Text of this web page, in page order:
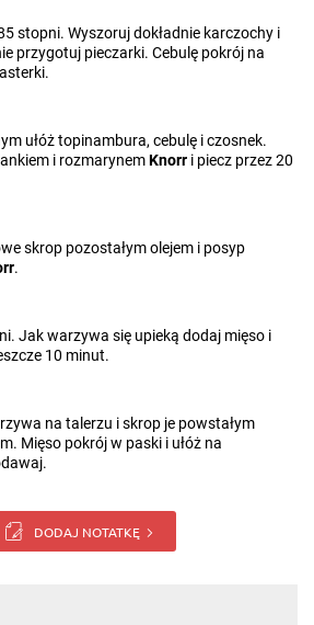
stopni. Wyszoruj dokładnie karczochy i
przygotuj pieczarki. Cebulę pokrój na
ułóż topinambura, cebulę i czosnek.
i rozmarynemKnorr i piecz przez 20
skrop pozostałym olejem i posyp
.
Jak warzywa się upieką dodaj mięso i
10 minut.
na talerzu i skrop je powstałym
Mięso pokrój w paski i ułóż na
DODAJ NOTATKĘ